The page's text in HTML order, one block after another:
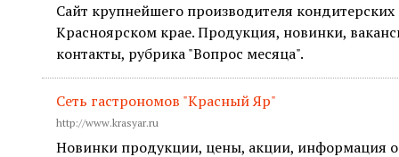
Сайт крупнейшего производителя
Красноярском крае. Продукция, новинки,
контакты, рубрика "Вопрос месяца".
Сеть гастрономов "Красный Яр"
http://www.krasyar.ru
Новинки продукции, цены, акции, информация